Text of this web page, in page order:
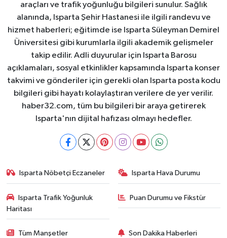
araçları ve trafik yoğunluğu bilgileri sunulur. Sağlık
alanında, Isparta Şehir Hastanesi ile ilgili randevu ve
hizmet haberleri; eğitimde ise Isparta Süleyman Demirel
Üniversitesi gibi kurumlarla ilgili akademik gelişmeler
takip edilir. Adli duyurular için Isparta Barosu
açıklamaları, sosyal etkinlikler kapsamında Isparta konser
takvimi ve gönderiler için gerekli olan Isparta posta kodu
bilgileri gibi hayatı kolaylaştıran verilere de yer verilir.
haber32.com, tüm bu bilgileri bir araya getirerek
Isparta'nın dijital hafızası olmayı hedefler.
Isparta Nöbetçi Eczaneler Isparta Hava Durumu
Isparta Trafik Yoğunluk
Haritası
Puan Durumu ve Fikstür
Tüm Manşetler Son Dakika Haberleri